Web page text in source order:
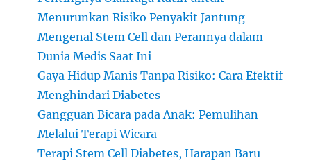
Menurunkan Risiko Penyakit Jantung
Mengenal Stem Cell dan Perannya dalam
Dunia Medis Saat Ini
Gaya Hidup Manis Tanpa Risiko: Cara Efektif
Menghindari Diabetes
Gangguan Bicara pada Anak: Pemulihan
Melalui Terapi Wicara
Terapi Stem Cell Diabetes, Harapan Baru